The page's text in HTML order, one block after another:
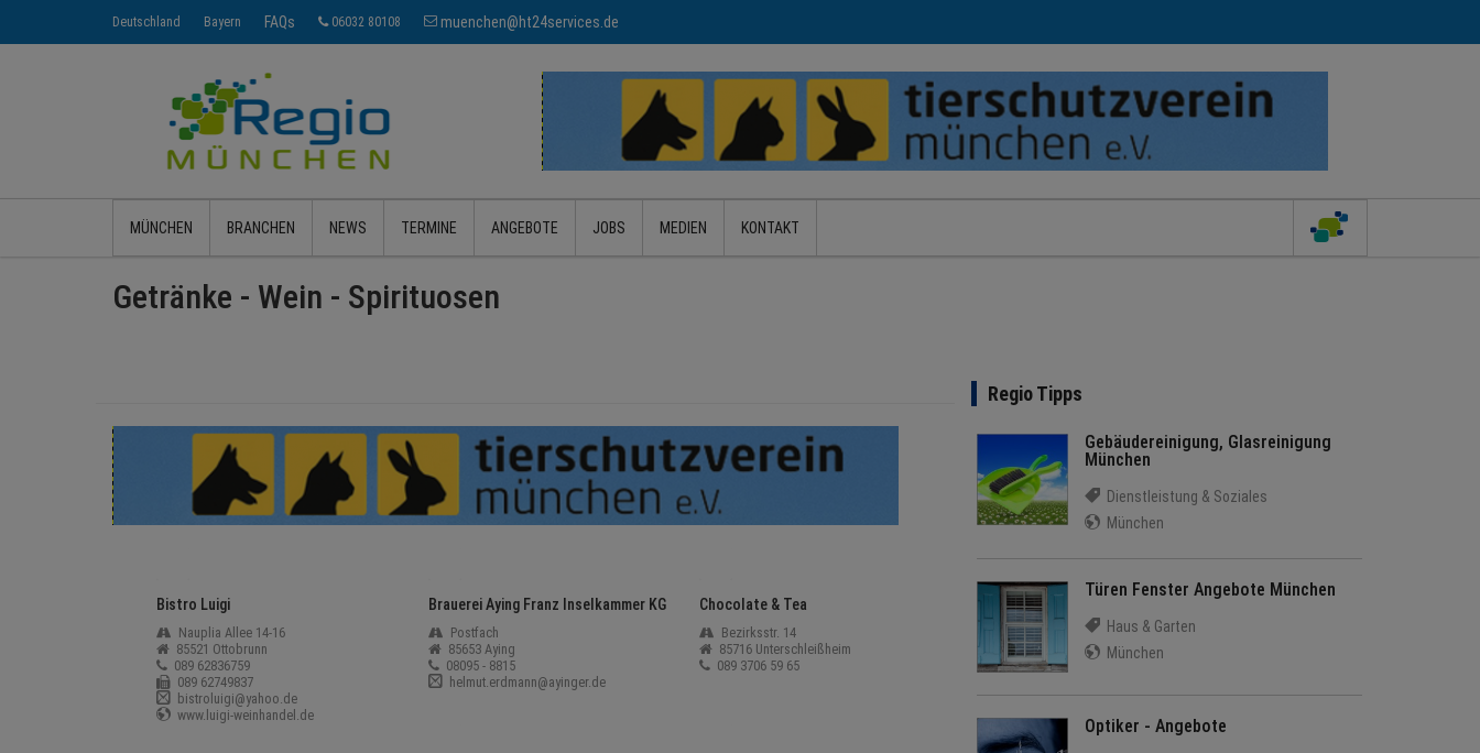
Deutschland Bayern FAQs 06032 80108 muenchen@ht24services.de
MÜNCHEN BRANCHEN NEWS TERMINE ANGEBOTE JOBS MEDIEN KONTAKT
Getränke - Wein - Spirituosen
Bistro Luigi
Nauplia Allee 14-16
85521 Ottobrunn
089 62836759
089 62749837
bistroluigi@yahoo.de
www.luigi-weinhandel.de
Brauerei Aying Franz Inselkammer KG
Postfach
85653 Aying
08095 - 8815
helmut.erdmann@ayinger.de
Chocolate & Tea
Bezirksstr. 14
85716 Unterschleißheim
089 3706 59 65
Regio Tipps
Gebäudereinigung, Glasreinigung
München
Dienstleistung & Soziales
München
Türen Fenster Angebote München
Haus & Garten
München
Optiker - Angebote